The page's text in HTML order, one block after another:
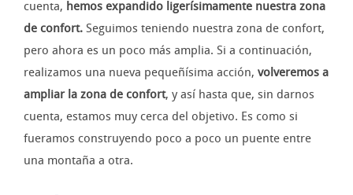
cuenta, hemos expandido ligerísimamente nuestra zona
de confort. Seguimos teniendo nuestra zona de confort,
pero ahora es un poco más amplia. Si a continuación,
realizamos una nueva pequeñísima acción, volveremos a
ampliar la zona de confort, y así hasta que, sin darnos
cuenta, estamos muy cerca del objetivo. Es como si
fueramos construyendo poco a poco un puente entre
una montaña a otra.